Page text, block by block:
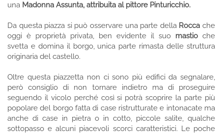
una Madonna Assunta, attribuita al pittore Pinturicchio.
Da questa piazza si può osservare una parte dellaRoccache
oggi è proprietà privata, ben evidente il suo mastio che
svetta e domina il borgo, unica parte rimasta delle struttura
originaria del castello.
Oltre questa piazzetta non ci sono più edifici da segnalare,
però consiglio di non tornare indietro ma di proseguire
seguendo il vicolo perché così si potrà scoprire la parte più
popolare del borgo fatta di case ristrutturate e intonacate ma
anche di case in pietra o in cotto, piccole salite, qualche
sottopasso e alcuni piacevoli scorci caratteristici. Le poche